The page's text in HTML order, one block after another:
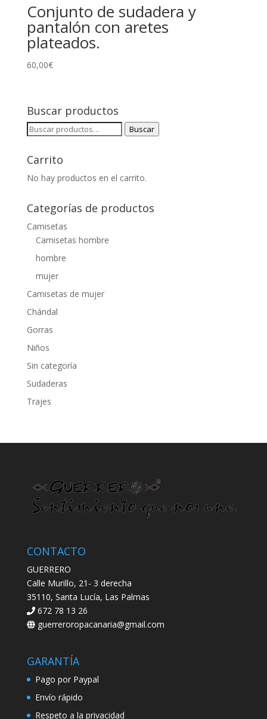
Conjunto de sudadera y
pantalón con aretes
plateados.
60,00€
Buscar productos
Buscar
Buscar
Carrito
No hay productos en el carrito.
Categorías de productos
Camisetas
Camisetas hombre
hombre
mujer
Camisetas de mujer
Chándal
Gorras
Niños
Sin categoría
Sudaderas
Trajes
CONTACTO
GUERRERO
Calle Murillo, 21- 3 derecha
35110, Santa Lucía, Las Palmas
672 78 13 26
guerreroropacanaria@gmail.com
GARANTÍA
Pago por Paypal
Envío rápido
Respeto a la privacidad